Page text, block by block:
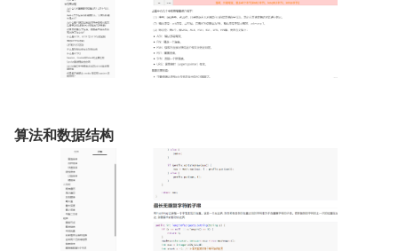
算法和数据结构